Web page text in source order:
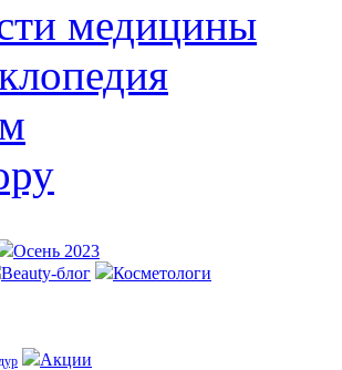
медицины
Осень 2023
Beauty-блог
Косметологи
Акции